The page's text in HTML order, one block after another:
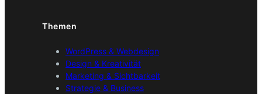
Themen
WordPress & Webdesign
Design & Kreativität
Marketing & Sichtbarkeit
Strategie & Business